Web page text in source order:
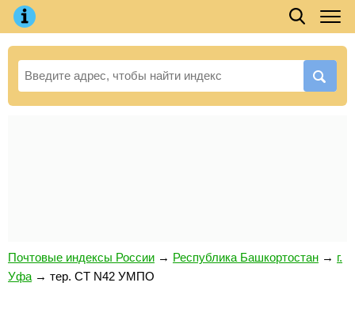
Почтовые индексы России → Республика Башкортостан → г.
Уфа → тер. СТ N42 УМПО